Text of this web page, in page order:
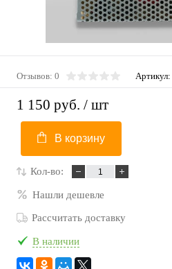
Отзывов: 0 Артикул:
1 150 руб. / шт
В корзину
Кол-во:
Нашли дешевле
Рассчитать доставку
В наличии